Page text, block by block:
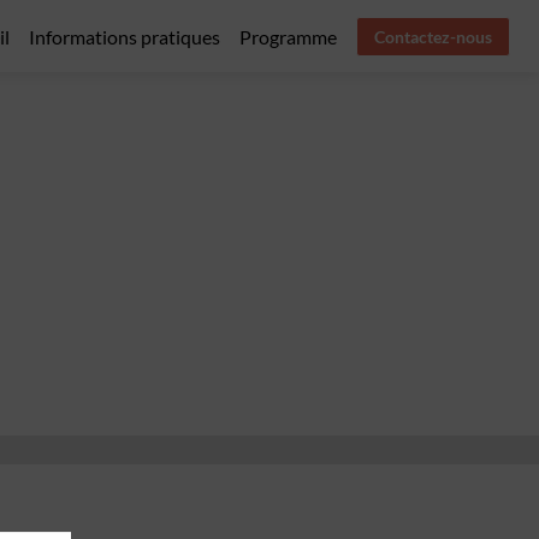
Informations pratiques Programme Contactez-nous